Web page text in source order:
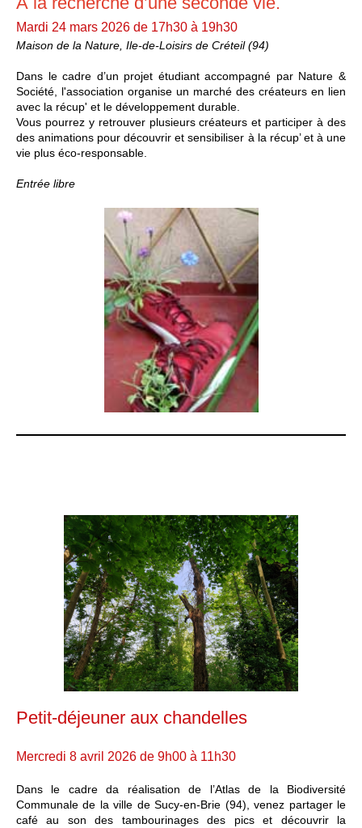
Mardi 24 mars 2026 de 17h30 à 19h30
Maison de la Nature, Ile-de-Loisirs de Créteil (94)
Dans le cadre d’un projet étudiant accompagné par Nature &
Société, l'association organise un marché des créateurs en lien
avec la récup' et le développement durable.
Vous pourrez y retrouver plusieurs créateurs et participer à des
des animations pour découvrir et sensibiliser à la récup’ et à une
vie plus éco-responsable.
Entrée libre
Petit-déjeuner aux chandelles
Mercredi 8 avril 2026 de 9h00 à 11h30
Dans le cadre da réalisation de l’Atlas de la Biodiversité
Communale de la ville de Sucy-en-Brie (94), venez partager le
café au son des tambourinages des pics et découvrir la